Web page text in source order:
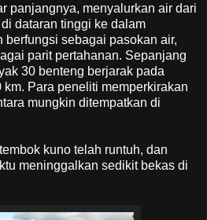
panjangnya, menyalurkan air dari
dataran tinggi ke dalam
sebagai pasokan air,
parit pertahanan. Sepanjang
30 benteng berjarak pada
Para peneliti memperkirakan
mungkin ditempatkan di
kuno telah runtuh, dan
meninggalkan sedikit bekas di